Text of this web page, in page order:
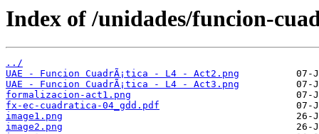
Index of /unidades/funcion-
../
UAE - Funcion CuadrÃ¡tica - L4 - Act2.png
UAE - Funcion CuadrÃ¡tica - L4 - Act3.png
formalizacion-act1.png
fx-ec-cuadratica-04_gdd.pdf
image1.png
image2.png